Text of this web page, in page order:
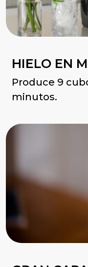
HIELO EN
Produce 9
minutos.